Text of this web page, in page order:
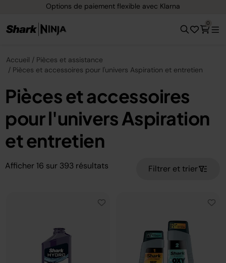
Options de paiement flexible avec Klarna
0
Accueil
Pièces et assistance
Pièces et accessoires pour l'univers Aspiration et entretien
Pièces et accessoires
pour l'univers Aspiration
et entretien
Afficher 16 sur 393 résultats Filtrer et trier